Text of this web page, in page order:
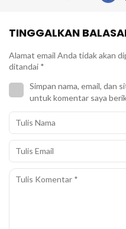
TINGGALKAN
Alamat email Anda tidak akan
ditandai *
Simpan nama, email, dan
untuk komentar saya